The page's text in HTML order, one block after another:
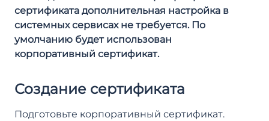
сертификата дополнительная настройка в
системных сервисах не требуется. По
умолчанию будет использован
корпоративный сертификат.
Создание сертификата
Подготовьте корпоративный сертификат.